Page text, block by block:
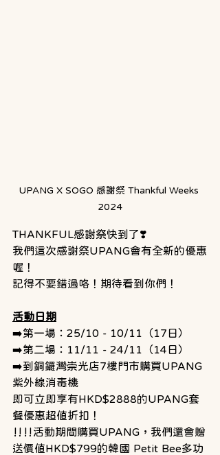
UPANG X SOGO 感謝祭 Thankful Weeks
2024
THANKFUL感謝祭快到了❣️
我們這次感謝祭UPANG會有全新的優惠
喔！
記得不要錯過咯！期待看到你們！
活動日期
➡️第一場：25/10 - 10/11（17日）
➡️第二場：11/11 - 24/11（14日）
➡️到銅鑼灣崇光店7樓門市購買UPANG
紫外線消毒機
即可立即享有HKD$2888的UPANG套
餐優惠超值折扣！
‼️‼️活動期間購買UPANG，我們還會贈
送價值HKD$799的韓國 Petit Bee多功